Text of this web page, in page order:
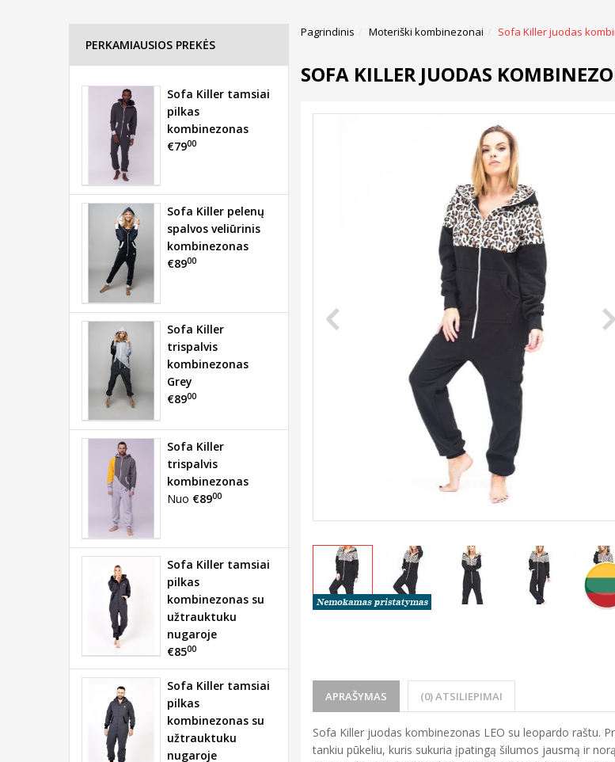
Pagrindinis Moteriški kombinezonai Sofa Killer juodas
SOFA KILLER JUODAS
APRAŠYMAS (0) ATSILIEPIMAI
Sofa Killer juodas kombinezonas LEO su leopardo raštu.
tankiu pūkeliu, kuris sukuria įpatingą šilumos jausmą ir
PERKAMIAUSIOS PREKĖS
Sofa Killer tamsiai
pilkas
kombinezonas
€7900
Sofa Killer pelenų
spalvos veliūrinis
kombinezonas
€8900
Sofa Killer
trispalvis
kombinezonas
Grey
€8900
Sofa Killer
trispalvis
kombinezonas
Nuo €8900
Sofa Killer tamsiai
pilkas
kombinezonas su
užtrauktuku
nugaroje
€8500
Sofa Killer tamsiai
pilkas
kombinezonas su
užtrauktuku
nugaroje